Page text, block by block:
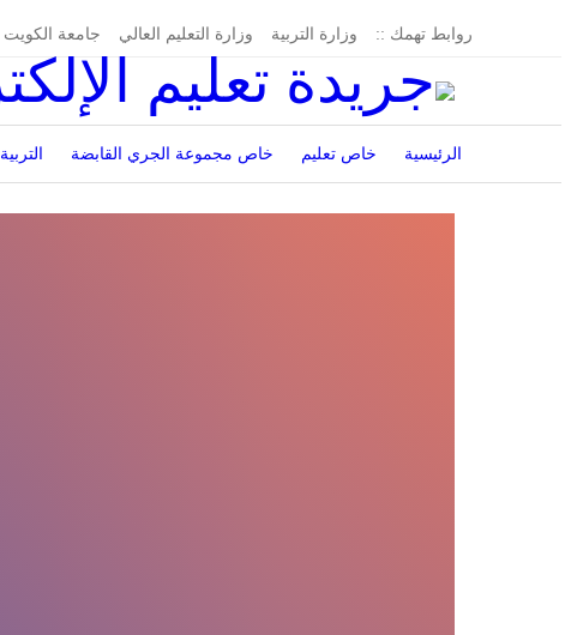
روابط تهمك :: وزارة التربية وزارة التعليم العالي جامعة الكويت
الرئيسية خاص تعليم خاص مجموعة الجري القابضة التربية
إدارة الجريدة